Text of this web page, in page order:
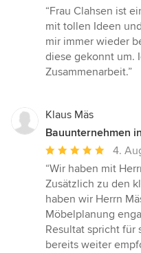
Bewertung:
5
von
5
Sternen
“Frau Clahsen ist
mit tollen Ideen
mir immer wieder
diese gekonnt um.
Zusammenarbeit.”
Klaus Mäs
Bauunternehmen
Durchschnittliche
Bewertung:
5
von
5
Sternen
4.
“Wir haben mit
Zusätzlich zu den
haben wir Herrn
Möbelplanung
Resultat spricht für
bereits weiter